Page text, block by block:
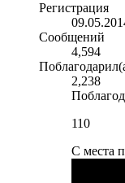
Регистрация
Сообщений
4,594
2,238
110
С места